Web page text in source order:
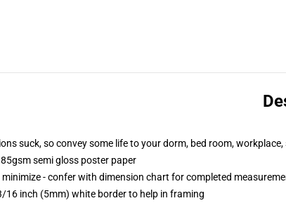
suck, so convey some life to your dorm, bed room,
semi gloss poster paper
- confer with dimension chart for completed
16 inch (5mm) white border to help in framing